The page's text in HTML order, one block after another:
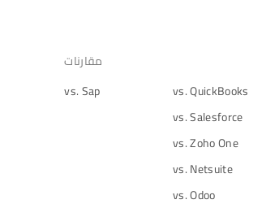
مقارنات
vs. QuickBooks
vs. Salesforce
vs. Zoho One
vs. Netsuite
vs. Odoo
vs. Sap